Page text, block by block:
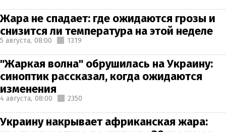
Жара не спадает: где ожидаются грозы и
снизится ли температура на этой неделе
5 августа, 08:00 1319
"Жаркая волна" обрушилась на Украину:
синоптик рассказал, когда ожидаются
изменения
4 августа, 08:00 2350
Украину накрывает африканская жара: